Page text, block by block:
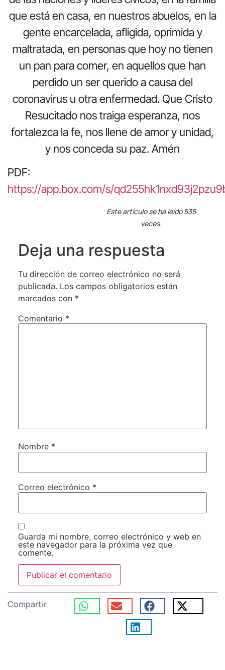
que está en casa, en nuestros abuelos, en la
gente encarcelada, afligida, oprimida y
maltratada, en personas que hoy no tienen
un pan para comer, en aquellos que han
perdido un ser querido a causa del
coronavirus u otra enfermedad. Que Cristo
Resucitado nos traiga esperanza, nos
fortalezca la fe, nos llene de amor y unidad,
y nos conceda su paz. Amén
PDF:
https://app.box.com/s/
Este artículo se ha leído 535
veces.
Deja una respuesta
Tu dirección de correo electrónico no será
publicada. Los campos obligatorios están
marcados con *
Comentario *
Nombre *
Correo electrónico *
Guarda mi nombre, correo electrónico y web en
este navegador para la próxima vez que
comente.
Compartir